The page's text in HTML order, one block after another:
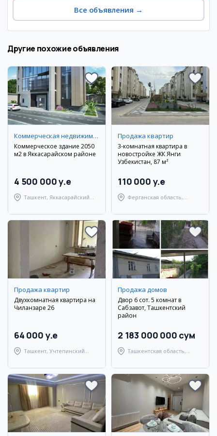
Все объявления →
Другие похожие объявления
Коммерческая недвижимость
Коммерческое здание 2050
м2 в Яккасарайском районе
4 500 000 y.e
Ташкент, Яккасарайский
Продажа квартир
3-комнатная квартира в
новостройке ЖК Янги
Узбекистан, 87 м²
110 000 y.e
Ферганская область,
Продажа квартир
Двухкомнатная квартира на
Чиланзаре 26
64 000 y.e
Ташкент, Учтепинский
Продажа домов
Двор 6 сот. 5 комнат в
Сабзавот, Ташкентский
район
2 183 000 000 сум
Ташкентская область,